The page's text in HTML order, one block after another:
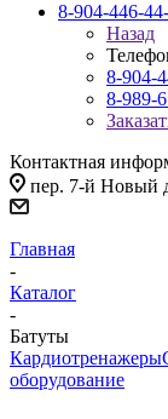
8-904-446-
Назад
8-904-
8-989-
Контактная
пер. 7-й Новый
Главная
-
Каталог
-
Батуты
Кардиотренажеры
оборудование